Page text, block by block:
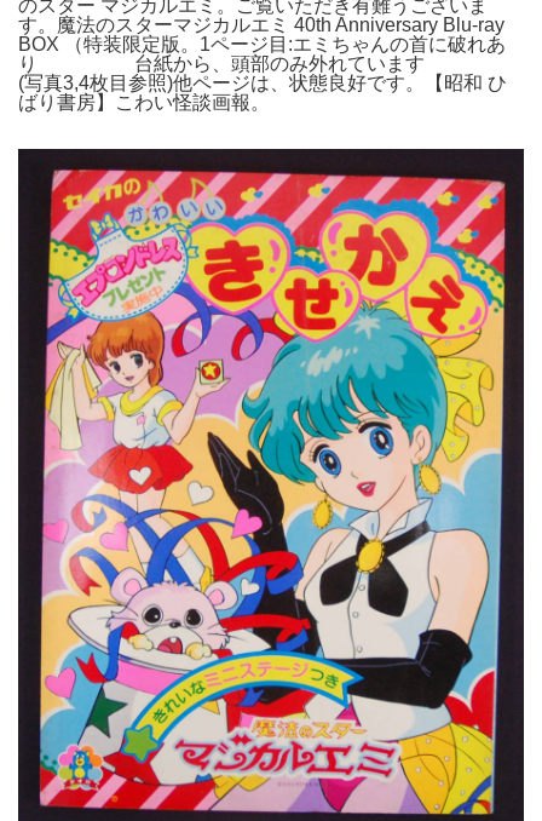
のスター マジカルエミ。ご覧いただき有難うございま
す。魔法のスターマジカルエミ 40th Anniversary Blu-ray
BOX （特装限定版。1ページ目:エミちゃんの首に破れあ
り 台紙から、頭部のみ外れています
(写真3,4枚目参照)他ページは、状態良好です。【昭和 ひ
ばり書房】こわい怪談画報。